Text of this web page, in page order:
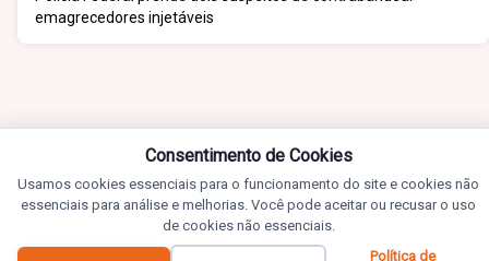
emagrecedores injetáveis
Consentimento de Cookies
Usamos cookies essenciais para o funcionamento do site e cookies não
essenciais para análise e melhorias. Você pode aceitar ou recusar o uso
de cookies não essenciais.
Política de